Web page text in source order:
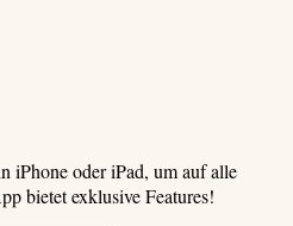
iPhone oder iPad, um auf alle
bietet exklusive Features!